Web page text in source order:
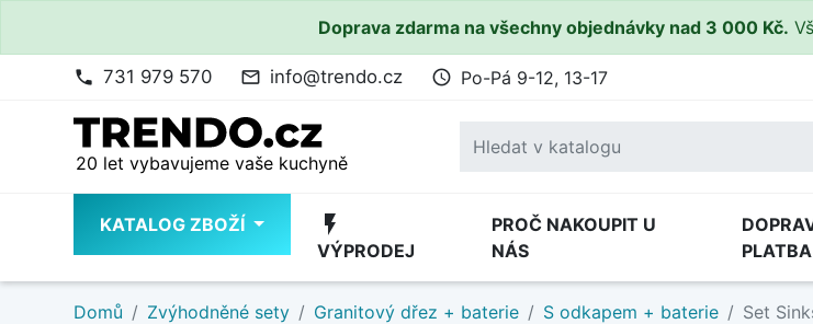
Doprava zdarma na všechny objednávky nad 3 000 Kč.
phone 731 979 570 mail_outline info@trendo.cz access_time Po-Pá 9-12, 13-17
20 let vybavujeme vaše kuchyně
KATALOG ZBOŽÍ flash_on
VÝPRODEJ
PROČ NAKOUPIT U
NÁS
PLATBA
Domů Zvýhodněné sety Granitový dřez + baterie S odkapem + baterie Set